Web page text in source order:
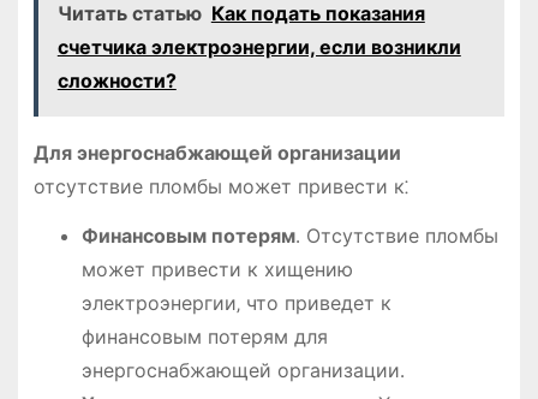
Читать статью Как подать показания
счетчика электроэнергии, если возникли
сложности?
Для энергоснабжающей организации
отсутствие пломбы может привести к⁚
Финансовым потерям․ Отсутствие пломбы
может привести к хищению
электроэнергии‚ что приведет к
финансовым потерям для
энергоснабжающей организации․